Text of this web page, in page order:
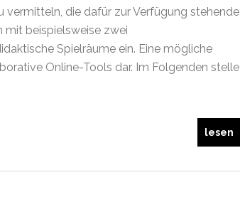
vermitteln, die dafür zur Verfügung stehende
mit beispielsweise zwei
Spielräume ein. Eine mögliche
Online-Tools dar. Im Folgenden stelle
lesen